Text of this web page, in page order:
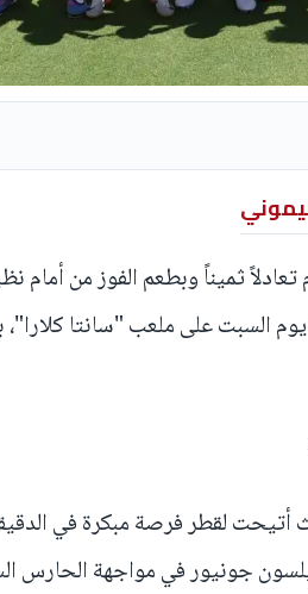
ثميناً وبطعم الفوز من أمام
يوم السبت على ملعب "سانتا
لقطر فرصة مبكرة في
جونيور في مواجهة الحارس